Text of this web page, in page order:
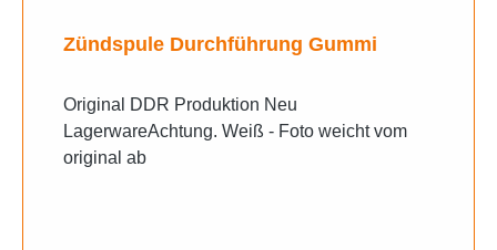
Zündspule Durchführung Gummi
Original DDR Produktion Neu
LagerwareAchtung. Weiß - Foto weicht vom
original ab